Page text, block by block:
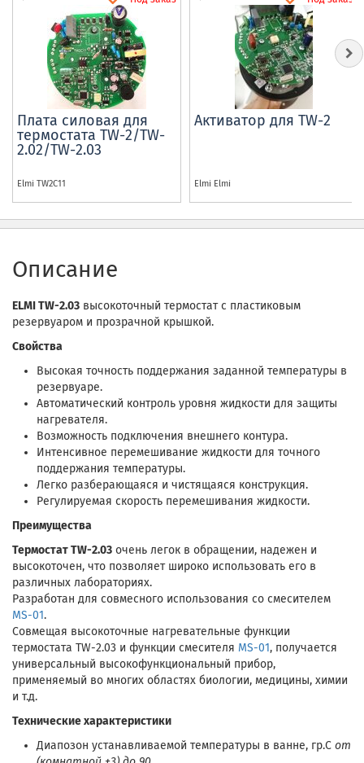
Плата силовая для
термостата TW-2/TW-
2.02/TW-2.03
Elmi TW2C11
Активатор для TW-2
Elmi Elmi
Описание
ELMI TW-2.03 высокоточный термостат с пластиковым
резервуаром и прозрачной крышкой.
Свойства
Высокая точность поддержания заданной температуры в
резервуаре.
Автоматический контроль уровня жидкости для защиты
нагревателя.
Возможность подключения внешнего контура.
Интенсивное перемешивание жидкости для точного
поддержания температуры.
Легко разберающаяся и чистящаяся конструкция.
Регулируемая скорость перемешивания жидкости.
Преимущества
Термостат TW-2.03 очень легок в обращении, надежен и
высокоточен, что позволяет широко использовать его в
различных лабораториях.
Pазработан для совмесного использования со смесителем
MS-01.
Совмещая высокоточные нагревательные функции
термостата TW-2.03 и функции смесителя MS-01, получается
универсальный высокофункциональный прибор,
применяемый во многих областях биологии, медицины, химии
и т.д.
Технические характеристики
Диапозон устанавливаемой температуры в ванне, гр.С от